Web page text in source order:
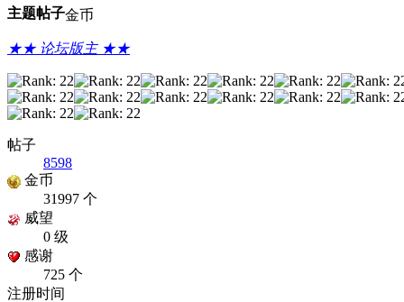
主题帖子金币
★★ 论坛版主 ★★
帖子
8598
金币
31997 个
威望
0 级
感谢
725 个
注册时间